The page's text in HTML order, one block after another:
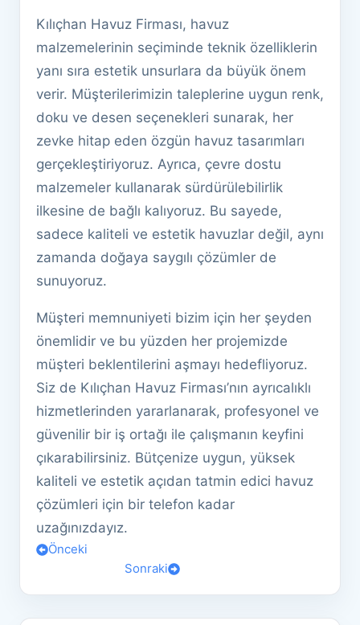
Kılıçhan Havuz Firması, havuz
malzemelerinin seçiminde teknik özelliklerin
yanı sıra estetik unsurlara da büyük önem
verir. Müşterilerimizin taleplerine uygun renk,
doku ve desen seçenekleri sunarak, her
zevke hitap eden özgün havuz tasarımları
gerçekleştiriyoruz. Ayrıca, çevre dostu
malzemeler kullanarak sürdürülebilirlik
ilkesine de bağlı kalıyoruz. Bu sayede,
sadece kaliteli ve estetik havuzlar değil, aynı
zamanda doğaya saygılı çözümler de
sunuyoruz.
Müşteri memnuniyeti bizim için her şeyden
önemlidir ve bu yüzden her projemizde
müşteri beklentilerini aşmayı hedefliyoruz.
Siz de Kılıçhan Havuz Firması’nın ayrıcalıklı
hizmetlerinden yararlanarak, profesyonel ve
güvenilir bir iş ortağı ile çalışmanın keyfini
çıkarabilirsiniz. Bütçenize uygun, yüksek
kaliteli ve estetik açıdan tatmin edici havuz
çözümleri için bir telefon kadar
uzağınızdayız.
Önceki
Sonraki